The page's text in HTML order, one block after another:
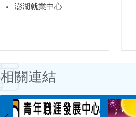
澎湖就業中心
相關連結